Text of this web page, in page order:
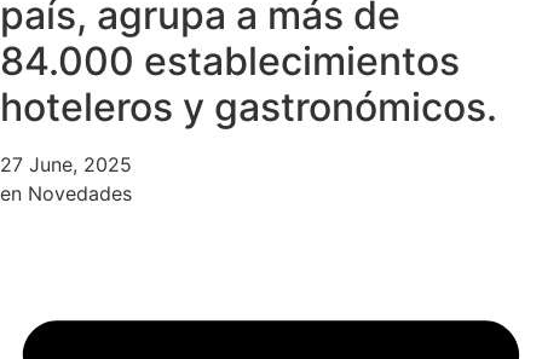
país, agrupa a más de
84.000 establecimientos
hoteleros y gastronómicos.
27 June, 2025
en Novedades